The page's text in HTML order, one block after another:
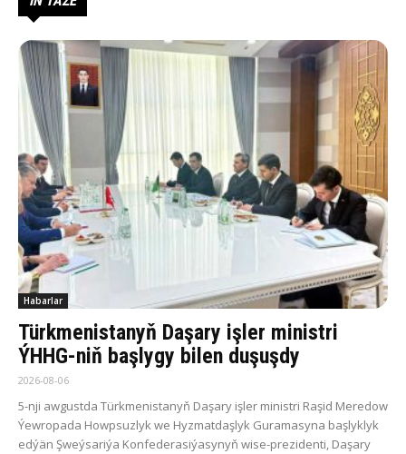
Habarlar
Türkmenistanyň Daşary işler ministri
ÝHHG-niň başlygy bilen duşuşdy
2026-08-06
5-nji awgustda Türkmenistanyň Daşary işler ministri Raşid Meredow
Ýewropada Howpsuzlyk we Hyzmatdaşlyk Guramasyna başlyklyk
edýän Şweýsariýa Konfederasiýasynyň wise-prezidenti, Daşary